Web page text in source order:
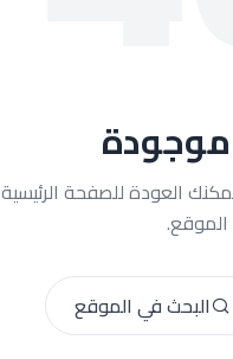
العودة للصفحة الرئيسية
البحث في الموقع